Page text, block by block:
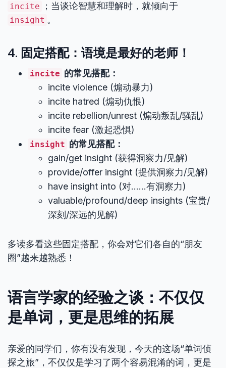
incite ；当谈论智慧和理解时，就倾向于
insight 。
4. 固定搭配：语境是最好的老师！
incite 的常见搭配：
incite violence (煽动暴力)
incite hatred (煽动仇恨)
incite rebellion/unrest (煽动叛乱/骚乱)
incite fear (激起恐惧)
insight 的常见搭配：
gain/get insight (获得洞察力/见解)
provide/offer insight (提供洞察力/见解)
have insight into (对……有洞察力)
valuable/profound/deep insights (宝贵/
深刻/深远的见解)
多读多看这些固定搭配，你会对它们各自的“朋友
圈”越来越熟悉！
语言学家的经验之谈：不仅仅
是单词，更是思维的拓展
亲爱的同学们，你有没有发现，今天的这场“单词侦
探之旅”，不仅仅是学习了两个容易混淆的词，更是